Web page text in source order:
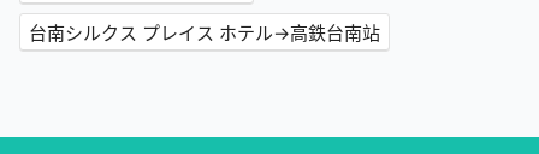
台南シルクス プレイス ホテル→高鉄台南站